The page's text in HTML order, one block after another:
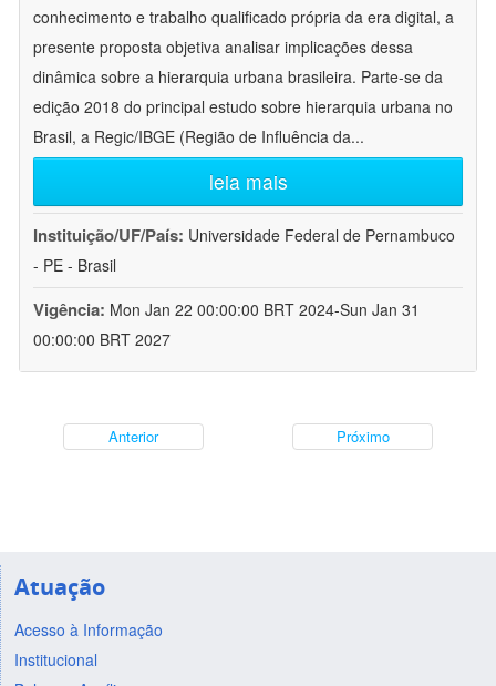
conhecimento e trabalho qualificado própria da era digital, a
presente proposta objetiva analisar implicações dessa
dinâmica sobre a hierarquia urbana brasileira. Parte-se da
edição 2018 do principal estudo sobre hierarquia urbana no
Brasil, a Regic/IBGE (Região de Influência da...
leia mais
Instituição/UF/País: Universidade Federal de Pernambuco
- PE - Brasil
Vigência: Mon Jan 22 00:00:00 BRT 2024-Sun Jan 31
00:00:00 BRT 2027
Anterior Próximo
Atuação
Acesso à Informação
Institucional